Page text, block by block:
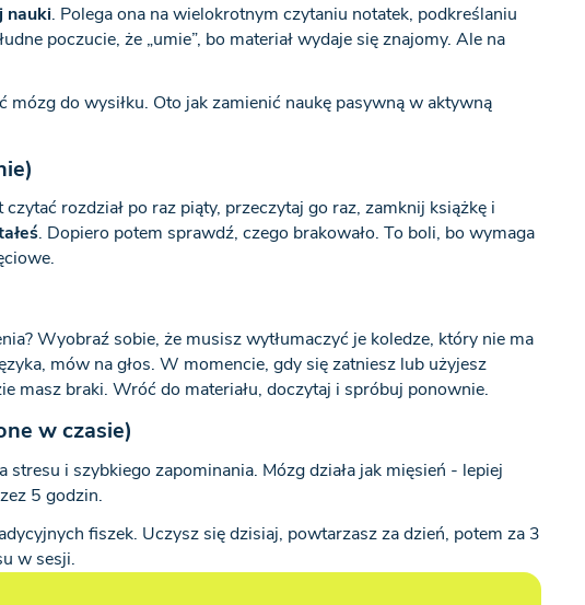
nauki. Polega ona na wielokrotnym czytaniu notatek, podkreślaniu
poczucie, że „umie”, bo materiał wydaje się znajomy. Ale na
do wysiłku. Oto jak zamienić naukę pasywną w aktywną
rozdział po raz piąty, przeczytaj go raz, zamknij książkę i
. Dopiero potem sprawdź, czego brakowało. To boli, bo wymaga
Wyobraź sobie, że musisz wytłumaczyć je koledze, który nie ma
mów na głos. W momencie, gdy się zatniesz lub użyjesz
masz braki. Wróć do materiału, doczytaj i spróbuj ponownie.
w czasie)
stresu i szybkiego zapominania. Mózg działa jak mięsień - lepiej
5 godzin.
fiszek. Uczysz się dzisiaj, powtarzasz za dzień, potem za 3
w sesji.